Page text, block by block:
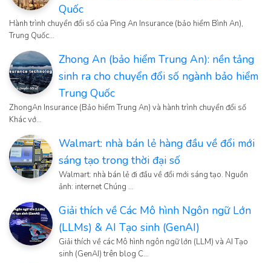
Quốc
Hành trình chuyển đổi số của Ping An Insurance (bảo hiểm Bình An),
Trung Quốc…
Zhong An (bảo hiểm Trung An): nền tảng
sinh ra cho chuyển đổi số ngành bảo hiểm
Trung Quốc
ZhongAn Insurance (Bảo hiểm Trung An) và hành trình chuyển đổi số
Khác vớ…
Walmart: nhà bán lẻ hàng đầu về đổi mới
sáng tạo trong thời đại số
Walmart: nhà bán lẻ đi đầu về đổi mới sáng tạo. Nguồn
ảnh: internet Chúng …
Giải thích về Các Mô hình Ngôn ngữ Lớn
(LLMs) & AI Tạo sinh (GenAI)
Giải thích về các Mô hình ngôn ngữ lớn (LLM) và AI Tạo
sinh (GenAI) trên blog C…